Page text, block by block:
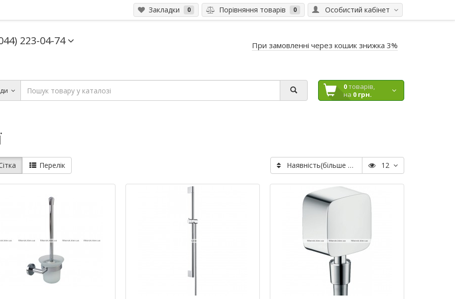
Особистий кабінет
Закладки 0 Порівняння товарів 0
223-04-74 При замовленні через кошик знижка 3%
0товарів,
на 0 грн.
Перелік Наявність(більше > менше) 12